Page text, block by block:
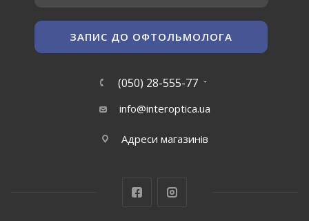
ЗАПИС ДО ОФТОЛЬМОЛОГА
(050) 28-555-77
info@interoptica.ua
Адреси магазинів